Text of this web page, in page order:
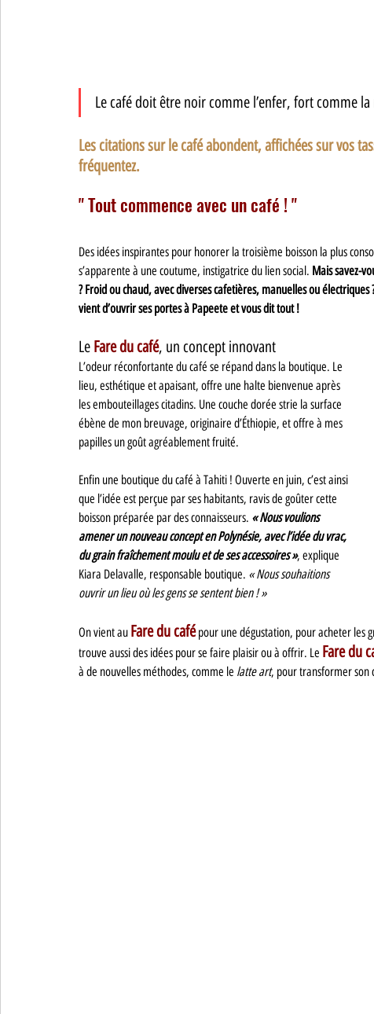
Le café doit être noir comme l’enfer, fort comme
Les citations sur le café abondent, affichées sur vos
fréquentez.
" Tout commence avec un café ! "
Des idées inspirantes pour honorer la troisième boisson la plus
s’apparente à une coutume, instigatrice du lien social. Mais savez-
? Froid ou chaud, avec diverses cafetières, manuelles ou
vient d’ouvrir ses portes à Papeete et vous dit tout !
Le Fare du café, un concept innovant
L’odeur réconfortante du café se répand dans la boutique. Le
lieu, esthétique et apaisant, offre une halte bienvenue après
les embouteillages citadins. Une couche dorée strie la surface
ébène de mon breuvage, originaire d’Éthiopie, et offre à mes
papilles un goût agréablement fruité.
Enfin une boutique du café à Tahiti ! Ouverte en juin, c’est ainsi
que l’idée est perçue par ses habitants, ravis de goûter cette
boisson préparée par des connaisseurs. « Nous voulions
amener un nouveau concept en Polynésie, avec l’idée du vrac,
du grain fraîchement moulu et de ses accessoires », explique
Kiara Delavalle, responsable boutique. « Nous souhaitions
ouvrir un lieu où les gens se sentent bien ! »
On vient au Fare du café pour une dégustation, pour acheter les
trouve aussi des idées pour se faire plaisir ou à offrir. Le Fare du
à de nouvelles méthodes, comme le latte art, pour transformer son